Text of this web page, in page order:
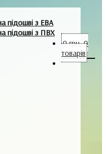
підошві з ЕВА
підошві з ПВХ
0грн. 0
товарів